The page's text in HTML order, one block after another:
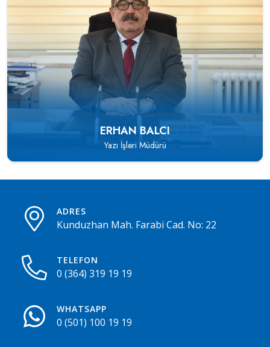
ERHAN BALCI
Yazı İşleri Müdürü
ADRES
Kunduzhan Mah. Farabi Cad. No: 22
TELEFON
0 (364) 319 19 19
WHATSAPP
0 (501) 100 19 19